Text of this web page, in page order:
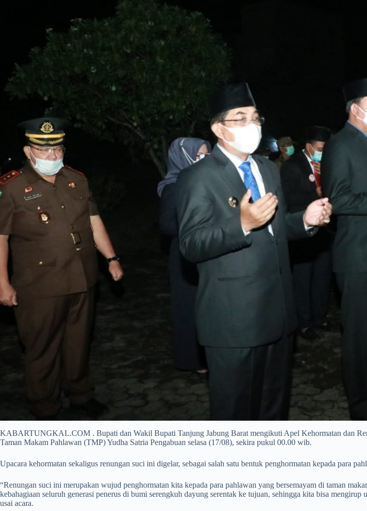
KABARTUNGKAL.COM . Bupati dan Wakil Bupati Tanjung Jabung Barat mengikuti Apel Kehormatan dan
Taman Makam Pahlawan (TMP) Yudha Satria Pengabuan selasa (17/08), sekira pukul 00.00 wib.
Upacara kehormatan sekaligus renungan suci ini digelar, sebagai salah satu bentuk penghormatan kepada para
“Renungan suci ini merupakan wujud penghormatan kita kepada para pahlawan yang bersemayam di taman
kebahagiaan seluruh generasi penerus di bumi serengkuh dayung serentak ke tujuan, sehingga kita bisa
usai acara.